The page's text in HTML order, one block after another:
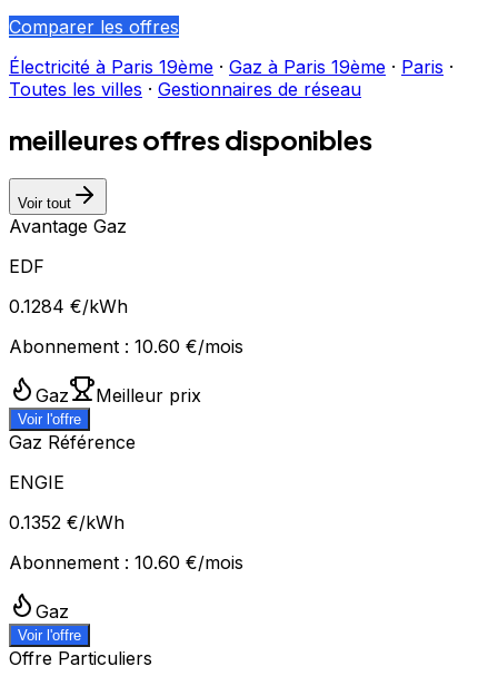
Comparer les offres
Électricité à Paris 19ème · Gaz à Paris 19ème · Paris ·
Toutes les villes · Gestionnaires de réseau
meilleures offres disponibles
Voir tout
Avantage Gaz
EDF
0.1284 €/kWh
Abonnement : 10.60 €/mois
Gaz Meilleur prix
Voir l'offre
Gaz Référence
ENGIE
0.1352 €/kWh
Abonnement : 10.60 €/mois
Gaz
Voir l'offre
Offre Particuliers